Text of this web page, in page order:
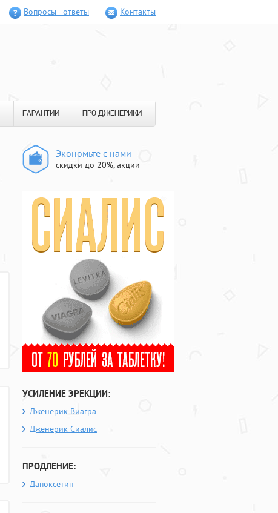
Вопросы - ответы Контакты
ГАРАНТИИ ПРО ДЖЕНЕРИКИ
Экономьте с нами
скидки до 20%, акции
УСИЛЕНИЕ ЭРЕКЦИИ:
Дженерик Виагра
Дженерик Сиалис
ПРОДЛЕНИЕ:
Дапоксетин